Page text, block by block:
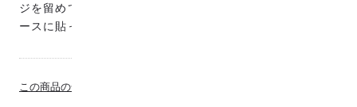
ジを留めている同じ柄のシールも捨てられなくてスマホケ
ースに貼ってます！プレゼントにもいいですね。
この商品の全てのレビューを見る